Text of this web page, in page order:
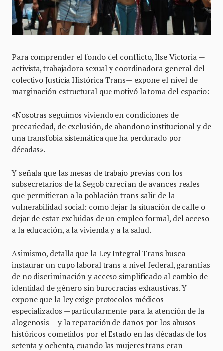
Para comprender el fondo del conflicto, Ilse Victoria —
activista, trabajadora sexual y coordinadora general del
colectivo Justicia Histórica Trans— expone el nivel de
marginación estructural que motivó la toma del espacio:
«Nosotras seguimos viviendo en condiciones de
precariedad, de exclusión, de abandono institucional y de
una transfobia sistemática que ha perdurado por
décadas».
Y señala que las mesas de trabajo previas con los
subsecretarios de la Segob carecían de avances reales
que permitieran a la población trans salir de la
vulnerabilidad social: como dejar la situación de calle o
dejar de estar excluidas de un empleo formal, del acceso
a la educación, a la vivienda y a la salud.
Asimismo, detalla que la Ley Integral Trans busca
instaurar un cupo laboral trans a nivel federal, garantías
de no discriminación y acceso simplificado al cambio de
identidad de género sin burocracias exhaustivas. Y
expone que la ley exige protocolos médicos
especializados —particularmente para la atención de la
alogenosis— y la reparación de daños por los abusos
históricos cometidos por el Estado en las décadas de los
setenta y ochenta, cuando las mujeres trans eran